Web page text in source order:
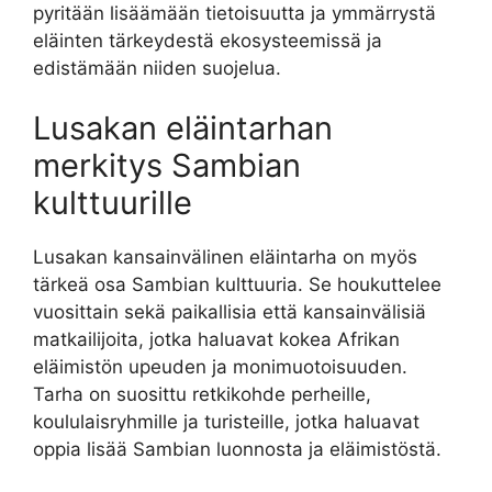
pyritään lisäämään tietoisuutta ja ymmärrystä
eläinten tärkeydestä ekosysteemissä ja
edistämään niiden suojelua.
Lusakan eläintarhan
merkitys Sambian
kulttuurille
Lusakan kansainvälinen eläintarha on myös
tärkeä osa Sambian kulttuuria. Se houkuttelee
vuosittain sekä paikallisia että kansainvälisiä
matkailijoita, jotka haluavat kokea Afrikan
eläimistön upeuden ja monimuotoisuuden.
Tarha on suosittu retkikohde perheille,
koululaisryhmille ja turisteille, jotka haluavat
oppia lisää Sambian luonnosta ja eläimistöstä.